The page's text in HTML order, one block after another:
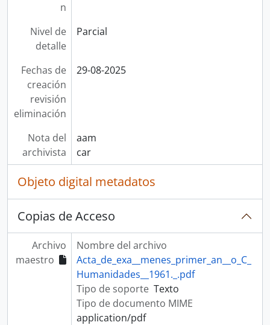
n
Nivel de
detalle
Parcial
Fechas de
creación
revisión
eliminación
29-08-2025
Nota del
archivista
aam
car
Objeto digital metadatos
Copias de Acceso
Archivo
maestro
Nombre del archivo
Acta_de_exa__menes_primer_an__o_C_
Humanidades__1961._.pdf
Tipo de soporte Texto
Tipo de documento MIME
application/pdf